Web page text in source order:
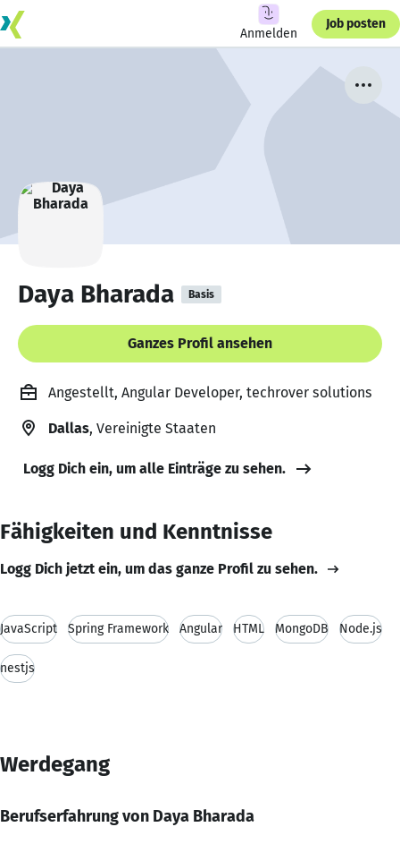
Anmelden
Job posten
Daya Bharada Basis
Ganzes Profil ansehen
Angestellt, Angular Developer, techrover solutions
Dallas, Vereinigte Staaten
Logg Dich ein, um alle Einträge zu sehen.
Fähigkeiten und Kenntnisse
Logg Dich jetzt ein, um das ganze Profil zu sehen.
JavaScript Spring Framework Angular HTML MongoDB Node.js
nestjs
Werdegang
Berufserfahrung von Daya Bharada